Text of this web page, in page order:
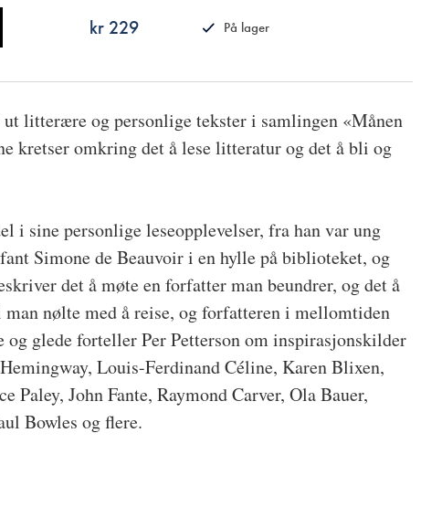
kr 229
På lager
litterære og personlige tekster i samlingen «Månen
kretser omkring det å lese litteratur og det å bli og
i sine personlige leseopplevelser, fra han var ung
Simone de Beauvoir i en hylle på biblioteket, og
det å møte en forfatter man beundrer, og det å
nølte med å reise, og forfatteren i mellomtiden
og glede forteller Per Petterson om inspirasjonskilder
Louis-Ferdinand Céline, Karen Blixen,
Paley, John Fante, Raymond Carver, Ola Bauer,
Bowles og flere.